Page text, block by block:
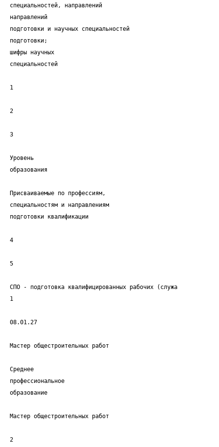
специальностей, направлений
направлений
подготовки и научных специальностей
подготовки;
шифры научных
специальностей
1
2
3
Уровень
образования
Присваиваемые по профессиям,
специальностям и направлениям
подготовки квалификации
4
5
СПО - подготовка квалифицированных рабочих (служа
1
08.01.27
Мастер общестроительных работ
Среднее
профессиональное
образование
Мастер общестроительных работ
2